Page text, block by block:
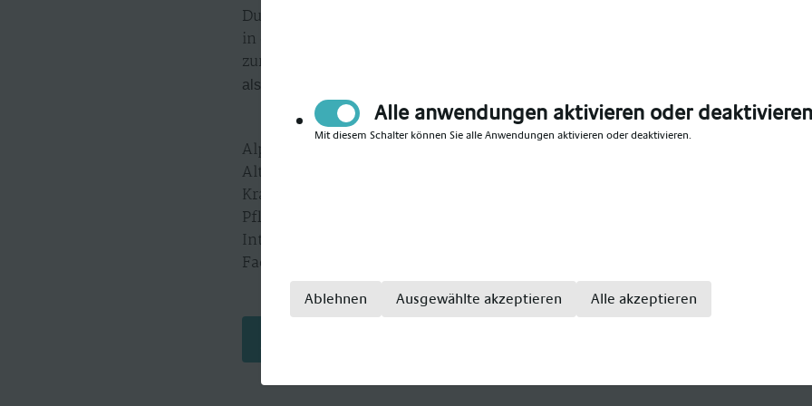
Du hast noch Fragen? Dann kontaktiere uns per Mail, telefonisch oder
in deiner Nähe und lass dich unverbindlich beraten. Postalisch eingesendete
zurückgeschickt, sondern datenschutzgerecht vernichtet. Konditionen werden
als
Alpha-Med gilt als Spezialanbieter im medizinischen Bereich, mit einem
Alten- und Krankenpflege. Wir bieten Teil- und Vollzeitstellen für:
Krankenpfleger, Krankenpfleger, Altenpfleger, Hebammen, Pflegefachkraft,
Pflegefachkraft, Krankenpflegefachkraft, Pflegefachfrau, Pflegefachmann,
Intensivpfleger, Intensivpflege, Krankenhaus Intensivfachkraft,
Fachkrankenpfleger.
Alle anwendungen aktivieren oder deaktivieren
Mit diesem Schalter können Sie alle Anwendungen aktivieren oder deaktivieren.
Ablehnen Ausgewählte akzeptieren Alle akzeptieren